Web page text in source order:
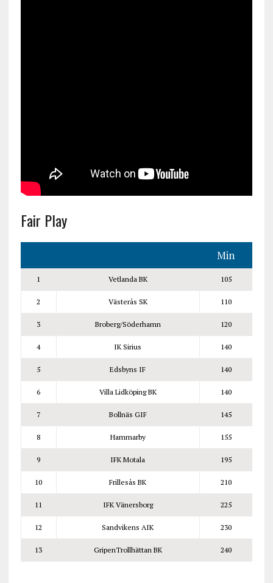
Fair Play
Min
1 Vetlanda BK 105
2 Västerås SK 110
3 Broberg/Söderhamn 120
4 IK Sirius 140
5 Edsbyns IF 140
6 Villa Lidköping BK 140
7 Bollnäs GIF 145
8 Hammarby 155
9 IFK Motala 195
10 Frillesås BK 210
11 IFK Vänersborg 225
12 Sandvikens AIK 230
13 GripenTrollhättan BK 240